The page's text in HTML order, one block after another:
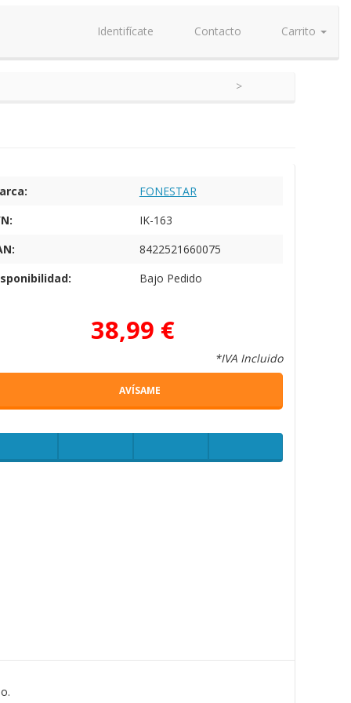
Identifícate Contacto Carrito
FONESTAR
IK-163
8422521660075
Bajo Pedido
38,99 €
*IVA Incluido
AVÍSAME